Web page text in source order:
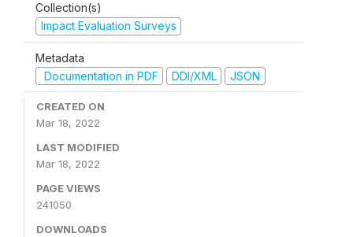
Collection(s)
Impact Evaluation Surveys
Metadata
Documentation in PDF
DDI/XML JSON
CREATED ON
Mar 18, 2022
LAST MODIFIED
Mar 18, 2022
PAGE VIEWS
241050
DOWNLOADS